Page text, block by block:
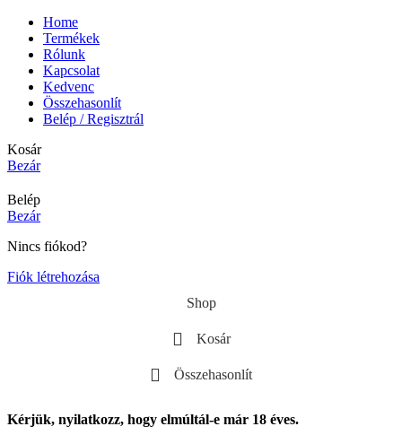
Home
Termékek
Rólunk
Kapcsolat
Kedvenc
Összehasonlít
Belép / Regisztrál
Kosár
Bezár
Belép
Bezár
Nincs fiókod?
Fiók létrehozása
Shop
Kosár
Összehasonlít
Kérjük, nyilatkozz, hogy elmúltál-e már 18 éves.